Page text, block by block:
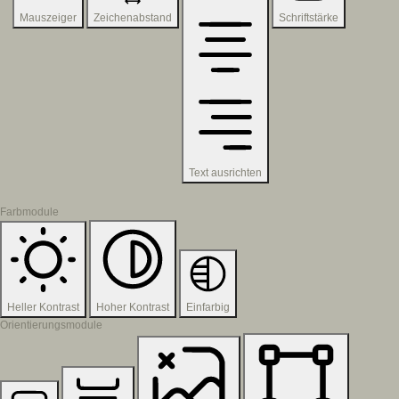
Mauszeiger Zeichenabstand
Text ausrichten
Schriftstärke
Farbmodule
Heller Kontrast Hoher Kontrast
Einfarbig
Orientierungsmodule